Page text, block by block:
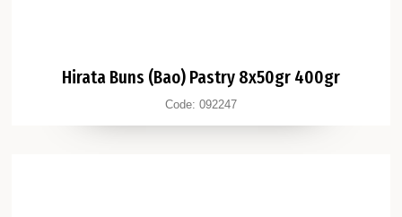
Hirata Buns (Bao) Pastry 8x50gr 400gr
Code: 092247